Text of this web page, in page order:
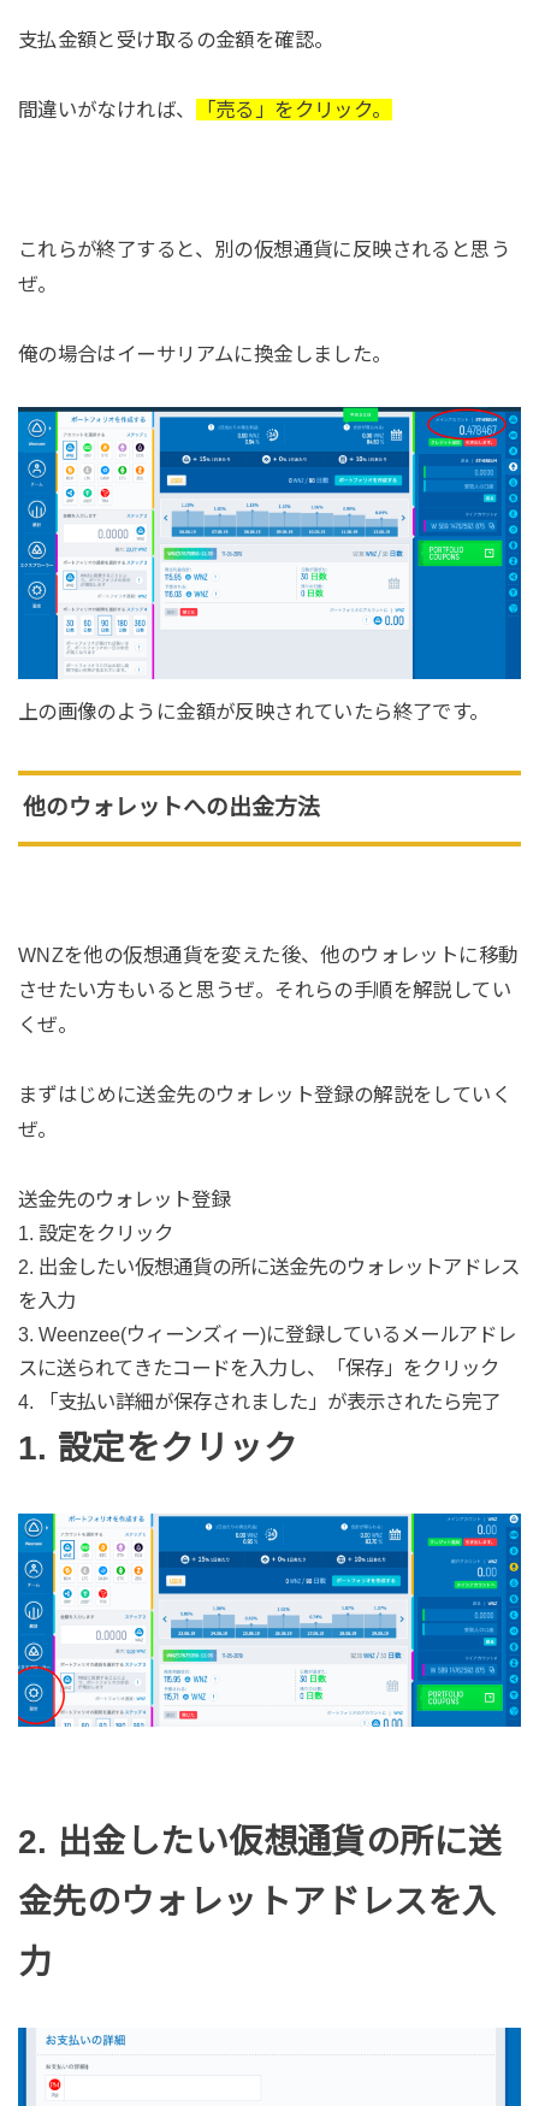
支払金額と受け取るの金額を確認。
間違いがなければ、 「売る」をクリック。
これらが終了すると、別の仮想通貨に反映されると思う
ぜ。
俺の場合はイーサリアムに換金しました。
上の画像のように金額が反映されていたら終了です。
他のウォレットへの出金方法
WNZを他の仮想通貨を変えた後、他のウォレットに移動
させたい方もいると思うぜ。それらの手順を解説してい
くぜ。
まずはじめに送金先のウォレット登録の解説をしていく
ぜ。
送金先のウォレット登録
1. 設定をクリック
2. 出金したい仮想通貨の所に送金先のウォレットアドレス
を入力
3. Weenzee(ウィーンズィー)に登録しているメールアドレ
スに送られてきたコードを入力し、「保存」をクリック
4. 「支払い詳細が保存されました」が表示されたら完了
1. 設定をクリック
2. 出金したい仮想通貨の所に送
金先のウォレットアドレスを入
力